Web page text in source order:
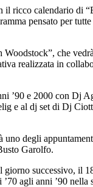
ricco calendario di
pensato per tutte
Woodstock”, che
realizzata in
’90 e 2000 con Dj
e al dj set di Dj
degli
Garolfo.
successivo, il
agli anni ’90 nella